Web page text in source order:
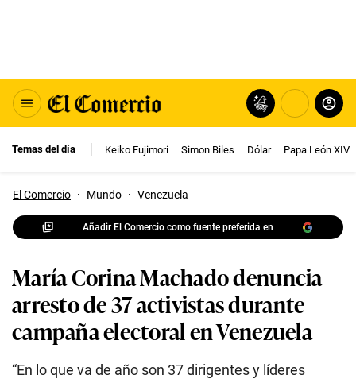
Temas del día Keiko Fujimori Simon Biles Dólar Papa León XIV
El Comercio · Mundo · Venezuela
Añadir El Comercio como fuente preferida en
María Corina Machado denuncia
arresto de 37 activistas durante
campaña electoral en Venezuela
“En lo que va de año son 37 dirigentes y líderes